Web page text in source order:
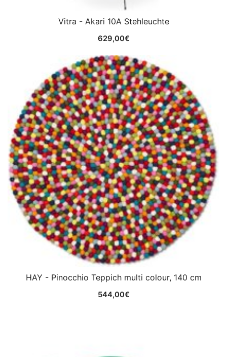
Vitra - Akari 10A Stehleuchte
629,00€
HAY - Pinocchio Teppich multi colour, 140 cm
544,00€